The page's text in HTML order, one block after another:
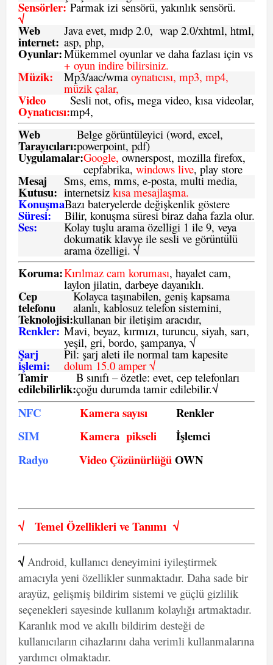
Sensörler:
√
Parmak izi sensörü, yakınlık sensörü.
Web
internet:
Java evet, mıdp 2.0, wap 2.0/xhtml, html,
asp, php,
Oyunlar:Mükemmel oyunlar ve daha fazlası için vs
+ oyun indire bilirsiniz.
Müzik: Mp3/aac/wmaoynatıcısı, mp3, mp4,
müzik çalar,
Video
Oynatıcısı:
Sesli not, ofis, mega video, kısa videolar,
mp4,
Web
Tarayıcıları:
Belge görüntüleyici (word, excel,
powerpoint, pdf)
Uygulamalar:Google, ownerspost, mozilla firefox,
cepfabrika, windows live, play store
Mesaj
Kutusu:
Sms, ems, mms, e-posta, multi media,
internetsiz kısa mesajlaşma.
Konuşma
Süresi:
Bazı bateryelerde değişkenlik göstere
Bilir, konuşma süresi biraz daha fazla olur.
Ses: Kolay tuşlu arama özelligi 1 ile 9, veya
dokumatik klavye ile sesli ve görüntülü
arama özelligi. √
Koruma:Kırılmaz cam koruması, hayalet cam,
laylon jilatin, darbeye dayanıklı.
Cep
telefonu
Teknolojisi:
Kolayca taşınabilen, geniş kapsama
alanlı, kablosuz telefon sistemini,
kullanan bir iletişim aracıdır,
Renkler: Mavi, beyaz, kırmızı, turuncu, siyah, sarı,
yeşil, gri, bordo, şampanya, √
Şarj
işlemi:
Pil: şarj aleti ile normal tam kapesite
dolum 15.0 amper √
Tamir
edilebilirlik:
B sınıfı – özetle: evet, cep telefonları
çoğu durumda tamir edilebilir.√
NFC Kamera sayısı
Renkler
SIM
Kamera pikseli
İşlemci
Radyo
Video ÇözünürlüğüOWN
√ Temel Özellikleri veTanımı √
√ Android, kullanıcı deneyimini iyileştirmek
amacıyla yeni özellikler sunmaktadır. Daha sade bir
arayüz, gelişmiş bildirim sistemi ve güçlü gizlilik
seçenekleri sayesinde kullanım kolaylığı artmaktadır.
Karanlık mod ve akıllı bildirim desteği de
kullanıcıların cihazlarını daha verimli kullanmalarına
yardımcı olmaktadır.